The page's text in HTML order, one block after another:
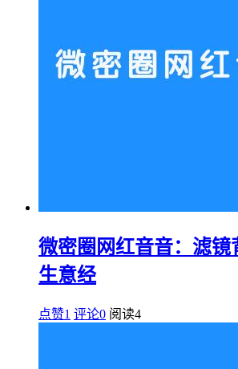
微密圈网红音音：滤镜
生意经
点赞1 评论0 阅读4